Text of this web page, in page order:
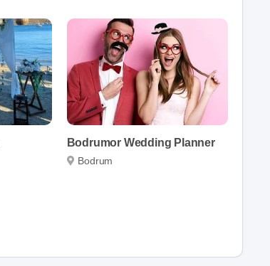
Bodrumor Wedding Planner
Bodrum